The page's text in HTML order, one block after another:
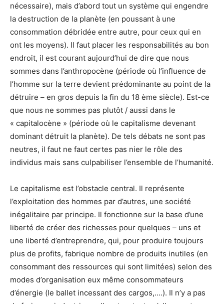
nécessaire), mais d’abord tout un système qui engendre
la destruction de la planète (en poussant à une
consommation débridée entre autre, pour ceux qui en
ont les moyens). Il faut placer les responsabilités au bon
endroit, il est courant aujourd’hui de dire que nous
sommes dans l’anthropocène (période où l’influence de
l’homme sur la terre devient prédominante au point de la
détruire – en gros depuis la fin du 18 ème siècle). Est-ce
que nous ne sommes pas plutôt / aussi dans le
« capitalocène » (période où le capitalisme devenant
dominant détruit la planète). De tels débats ne sont pas
neutres, il faut ne faut certes pas nier le rôle des
individus mais sans culpabiliser l’ensemble de l’humanité.
Le capitalisme est l’obstacle central. Il représente
l’exploitation des hommes par d’autres, une société
inégalitaire par principe. Il fonctionne sur la base d’une
liberté de créer des richesses pour quelques – uns et
une liberté d’entreprendre, qui, pour produire toujours
plus de profits, fabrique nombre de produits inutiles (en
consommant des ressources qui sont limitées) selon des
modes d’organisation eux même consommateurs
d’énergie (le ballet incessant des cargos,….). Il n’y a pas